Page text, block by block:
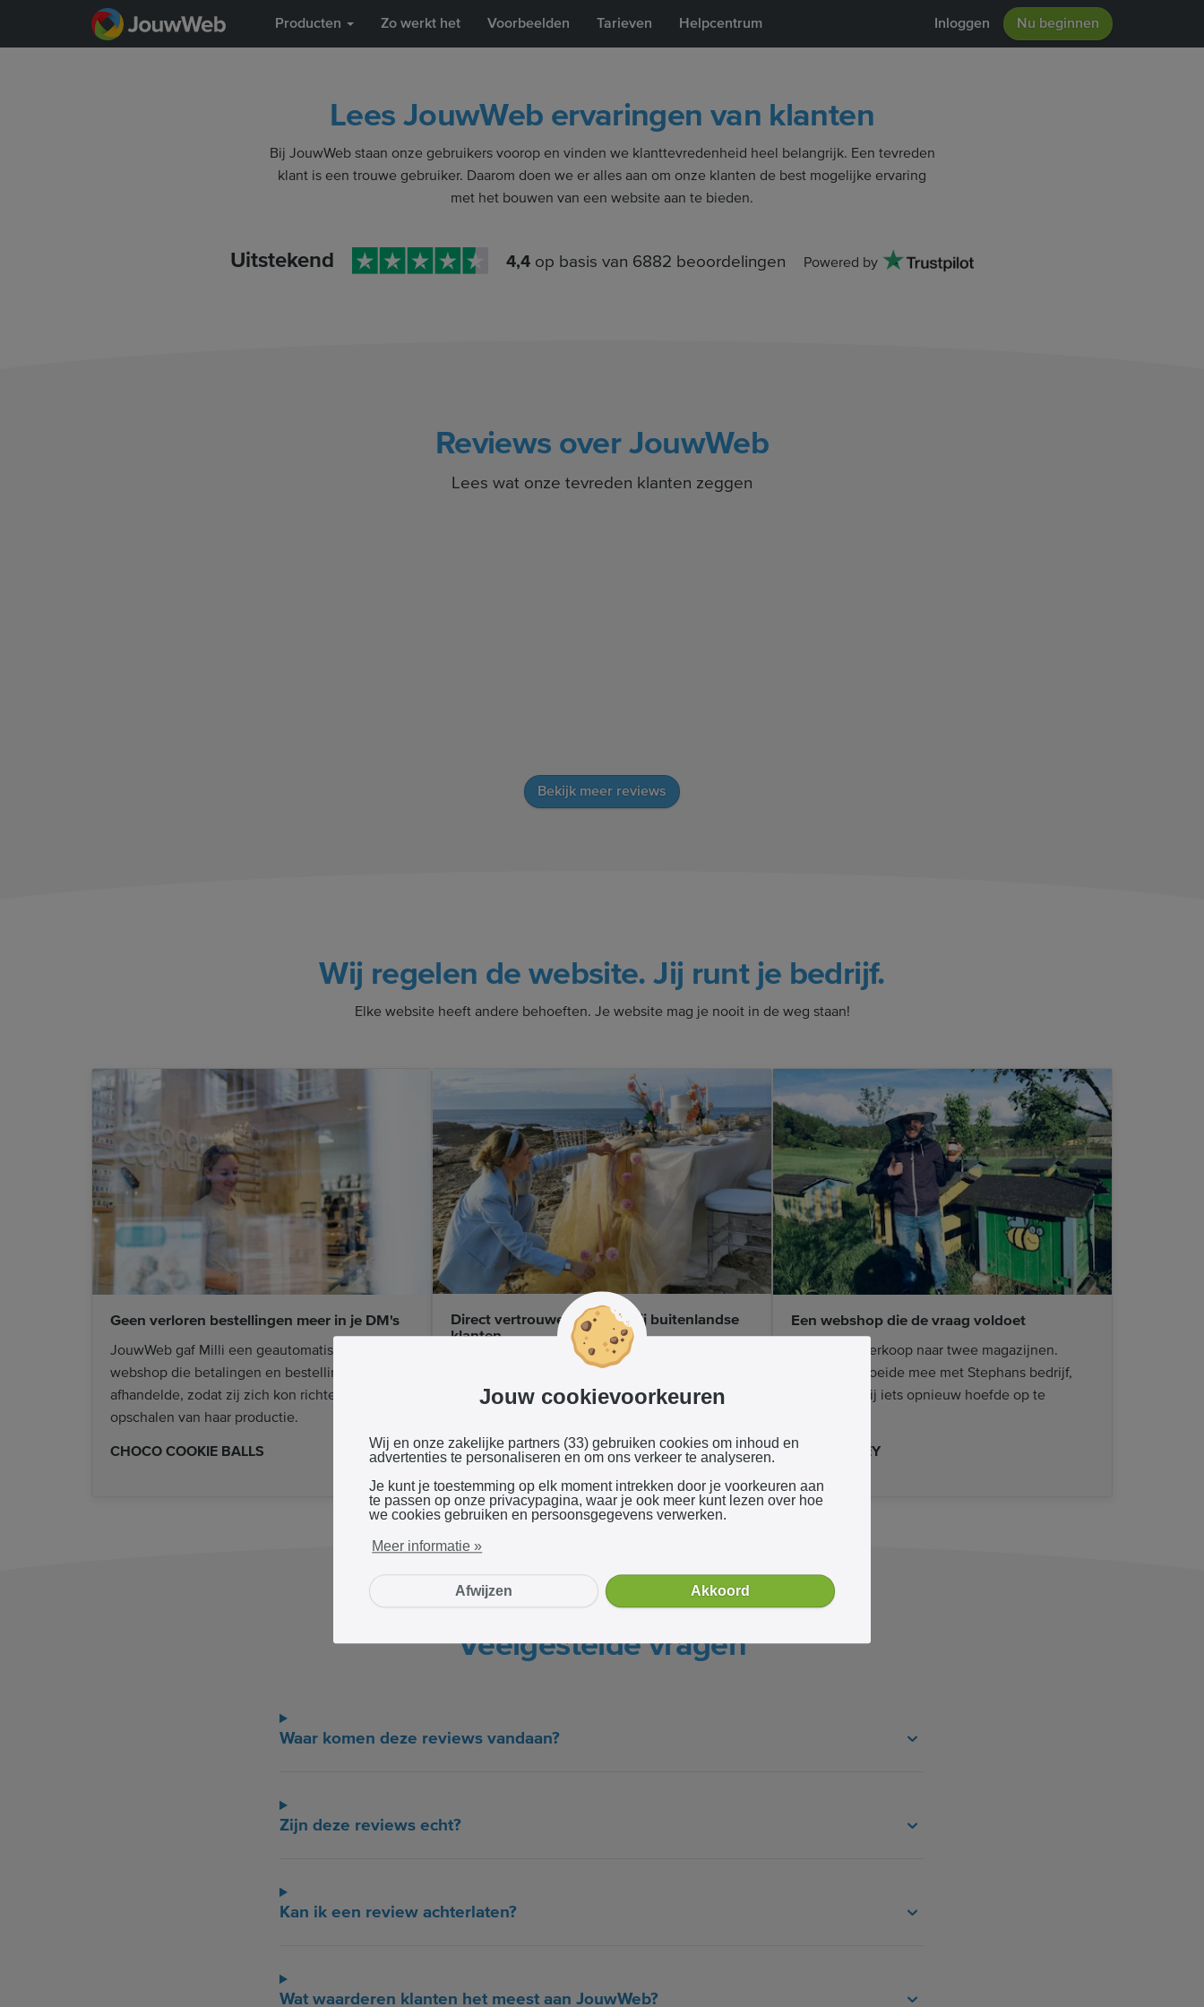
Producten Zo werkt het Voorbeelden Tarieven Helpcentrum Inloggen Nu beginnen
Lees JouwWeb ervaringen van klanten
Bij JouwWeb staan onze gebruikers voorop en vinden we klanttevredenheid heel belangrijk. Een tevreden
klant is een trouwe gebruiker. Daarom doen we er alles aan om onze klanten de best mogelijke ervaring
met het bouwen van een website aan te bieden.
Uitstekend 4,4 op basis van 6882 beoordelingen Powered by
Reviews over JouwWeb
Lees wat onze tevreden klanten zeggen
Bekijk meer reviews
Wij regelen de website. Jij runt je bedrijf.
Elke website heeft andere behoeften. Je website mag je nooit in de weg staan!
Geen verloren bestellingen meer in je DM's
JouwWeb gaf Milli een geautomatiseerde
webshop die betalingen en bestellingen
afhandelde, zodat zij zich kon richten op het
opschalen van haar productie.
CHOCO COOKIE BALLS
Direct vertrouwen winnen bij buitenlandse
klanten
Een professioneel portfolio vergroot je
geloofwaardigheid bij stellen in het buitenland.
bemiddelingsbureaus vereist.
WEDDINGS BY NATALIA
Een webshop die de vraag voldoet
Van eerste verkoop naar twee magazijnen.
JouwWeb groeide mee met Stephans bedrijf,
zonder dat hij iets opnieuw hoefde op te
PURE HONEY
Veelgestelde vragen
Waar komen deze reviews vandaan?
Zijn deze reviews echt?
Kan ik een review achterlaten?
Wat waarderen klanten het meest aan JouwWeb?
Jouw cookievoorkeuren
Wij en onze zakelijke partners (33) gebruiken cookies om inhoud en
advertenties te personaliseren en om ons verkeer te analyseren.
Je kunt je toestemming op elk moment intrekken door je voorkeuren aan
te passen op onze privacypagina, waar je ook meer kunt lezen over hoe
we cookies gebruiken en persoonsgegevens verwerken.
Meer informatie »
Afwijzen Akkoord